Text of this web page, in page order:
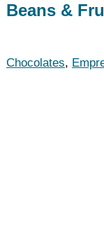
Beans &
Chocolates,